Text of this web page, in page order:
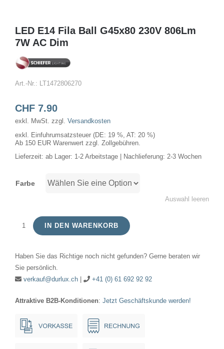
LED E14 Fila Ball G45x80 230V 806Lm
7W AC Dim
Art.-Nr.: LT1472806270
CHF7.90
exkl. MwSt. zzgl. Versandkosten
exkl. Einfuhrumsatzsteuer (DE: 19 %, AT: 20 %)
Ab 150 EUR Warenwert zzgl. Zollgebühren.
Lieferzeit: ab Lager: 1-2 Arbeitstage | Nachlieferung: 2-3 Wochen
Farbe
Auswahl leeren
LED
Fila
Ball
230V
7W
IN DEN WARENKORB
Haben Sie das Richtige noch nicht gefunden? Gerne beraten wir
Sie persönlich.
verkauf@durlux.ch| +41 (0) 61 692 92 92
Attraktive B2B-Konditionen: Jetzt Geschäftskunde werden!